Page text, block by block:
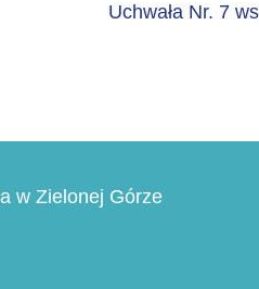
Uchwała Nr. 7
w Zielonej Górze